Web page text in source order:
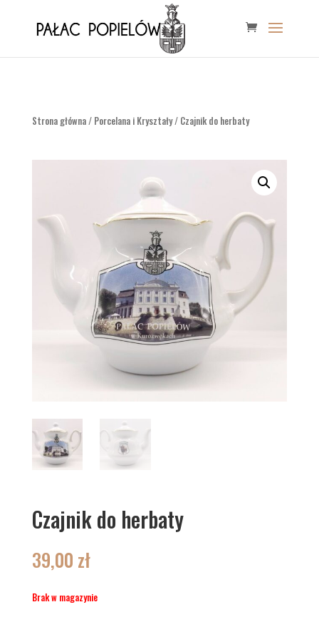
Strona główna/ Porcelana i Kryształy/ Czajnik do herbaty
Czajnik do herbaty
39,00 zł
Brak w magazynie